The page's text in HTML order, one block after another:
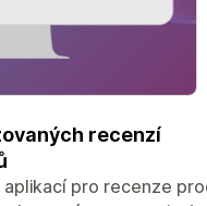
recenzí
pro recenze